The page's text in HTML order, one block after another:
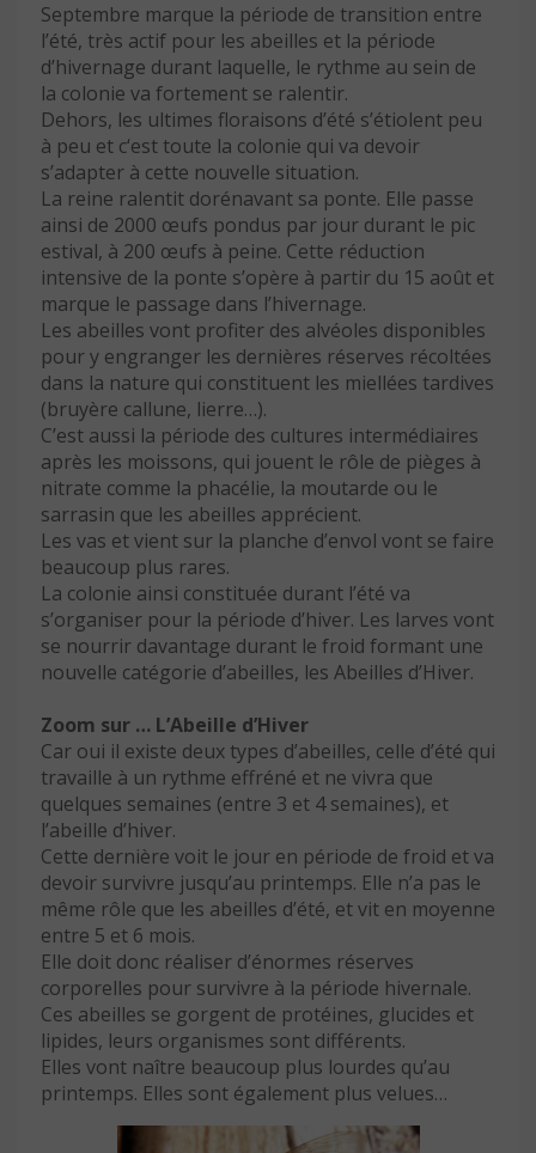
Septembre marque la période de transition entre
l’été, très actif pour les abeilles et la période
d’hivernage durant laquelle, le rythme au sein de
la colonie va fortement se ralentir.
Dehors, les ultimes floraisons d’été s’étiolent peu
à peu et c‘est toute la colonie qui va devoir
s’adapter à cette nouvelle situation.
La reine ralentit dorénavant sa ponte. Elle passe
ainsi de 2000 œufs pondus par jour durant le pic
estival, à 200 œufs à peine. Cette réduction
intensive de la ponte s’opère à partir du 15 août et
marque le passage dans l’hivernage.
Les abeilles vont profiter des alvéoles disponibles
pour y engranger les dernières réserves récoltées
dans la nature qui constituent les miellées tardives
(bruyère callune, lierre…).
C’est aussi la période des cultures intermédiaires
après les moissons, qui jouent le rôle de pièges à
nitrate comme la phacélie, la moutarde ou le
sarrasin que les abeilles apprécient.
Les vas et vient sur la planche d’envol vont se faire
beaucoup plus rares.
La colonie ainsi constituée durant l’été va
s’organiser pour la période d’hiver. Les larves vont
se nourrir davantage durant le froid formant une
nouvelle catégorie d’abeilles, les Abeilles d’Hiver.
Zoom sur … L’Abeille d’Hiver
Car oui il existe deux types d’abeilles, celle d’été qui
travaille à un rythme effréné et ne vivra que
quelques semaines (entre 3 et 4 semaines), et
l’abeille d’hiver.
Cette dernière voit le jour en période de froid et va
devoir survivre jusqu’au printemps. Elle n’a pas le
même rôle que les abeilles d’été, et vit en moyenne
entre 5 et 6 mois.
Elle doit donc réaliser d’énormes réserves
corporelles pour survivre à la période hivernale.
Ces abeilles se gorgent de protéines, glucides et
lipides, leurs organismes sont différents.
Elles vont naître beaucoup plus lourdes qu’au
printemps. Elles sont également plus velues…